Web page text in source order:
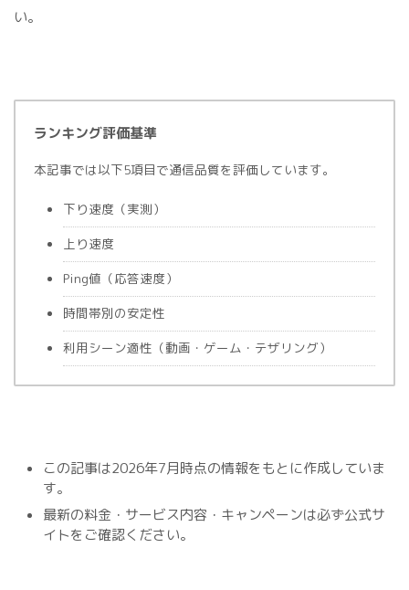
い。
ランキング評価基準
本記事では以下5項目で通信品質を評価しています。
下り速度（実測）
上り速度
Ping値（応答速度）
時間帯別の安定性
利用シーン適性（動画・ゲーム・テザリング）
この記事は2026年7月時点の情報をもとに作成していま
す。
最新の料金・サービス内容・キャンペーンは必ず公式サ
イトをご確認ください。